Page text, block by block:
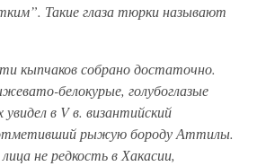
Такие глаза тюрки называют
кыпчаков собрано достаточно.
белокурые, голубоглазые
в V в. византийский
рыжую бороду Аттилы.
не редкость в Хакасии,